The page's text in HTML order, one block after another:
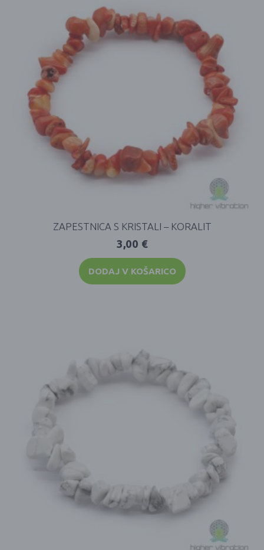
ZAPESTNICA S KRISTALI – KORALIT
3,00 €
DODAJ V KOŠARICO